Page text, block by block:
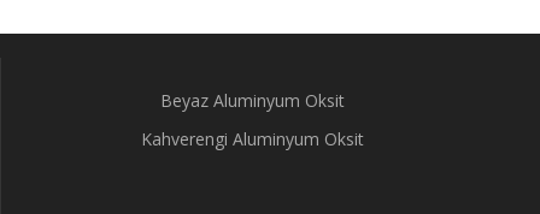
Beyaz Aluminyum Oksit
Kahverengi Aluminyum Oksit